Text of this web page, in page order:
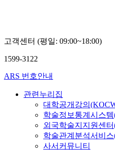
고객센터 (평일: 09:00~18:00)
1599-3122
ARS 번호안내
관련누리집
대학공개강의
학술정보통계시스
외국학술지지원센
학술관계분석서비
사서커뮤니티